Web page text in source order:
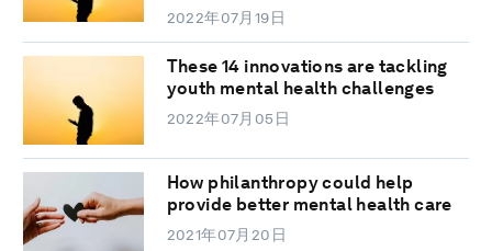
2022年07月19日
These 14 innovations are tackling
youth mental health challenges
2022年07月05日
How philanthropy could help
provide better mental health care
2021年07月20日